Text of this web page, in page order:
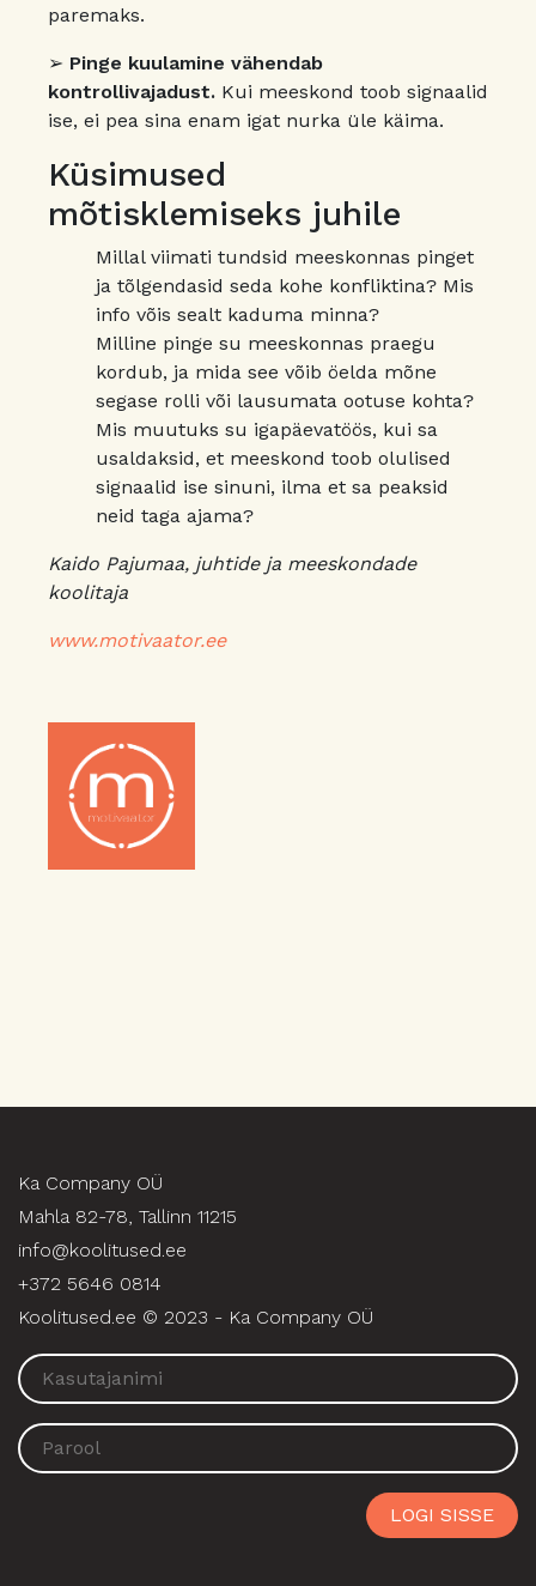
paremaks.
➢ Pinge kuulamine vähendab
kontrollivajadust. Kui meeskond toob signaalid
ise, ei pea sina enam igat nurka üle käima.
Küsimused
mõtisklemiseks juhile
Millal viimati tundsid meeskonnas pinget
ja tõlgendasid seda kohe konfliktina? Mis
info võis sealt kaduma minna?
Milline pinge su meeskonnas praegu
kordub, ja mida see võib öelda mõne
segase rolli või lausumata ootuse kohta?
Mis muutuks su igapäevatöös, kui sa
usaldaksid, et meeskond toob olulised
signaalid ise sinuni, ilma et sa peaksid
neid taga ajama?
Kaido Pajumaa, juhtide ja meeskondade
koolitaja
www.motivaator.ee
Ka Company OÜ
Mahla 82-78, Tallinn 11215
info@koolitused.ee
+372 5646 0814
Koolitused.ee © 2023 - Ka Company OÜ